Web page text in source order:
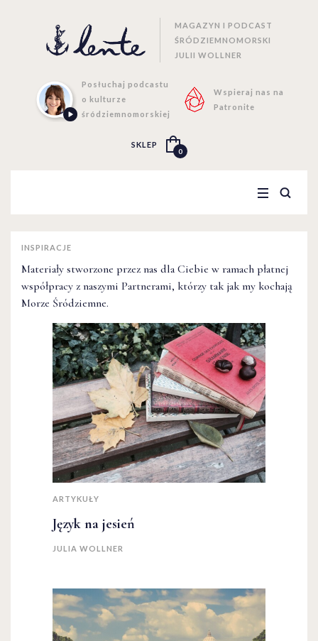
MAGAZYN I PODCAST
ŚRÓDZIEMNOMORSKI
JULII WOLLNER
Posłuchaj podcastu
o kulturze
śródziemnomorskiej
Wspieraj nas na
Patronite
SKLEP
0
INSPIRACJE
Materiały stworzone przez nas dla Ciebie w ramach płatnej
współpracy z naszymi Partnerami, którzy tak jak my kochają
Morze Śródziemne.
ARTYKUŁY
Język na jesień
JULIA WOLLNER